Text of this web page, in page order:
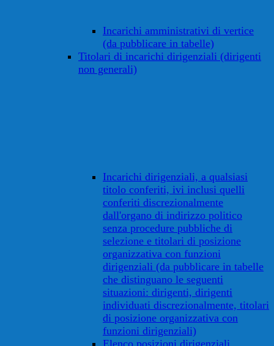
Incarichi amministrativi di vertice
(da pubblicare in tabelle)
Titolari di incarichi dirigenziali (dirigenti
non generali)
Incarichi dirigenziali, a qualsiasi
titolo conferiti, ivi inclusi quelli
conferiti discrezionalmente
dall'organo di indirizzo politico
senza procedure pubbliche di
selezione e titolari di posizione
organizzativa con funzioni
dirigenziali (da pubblicare in tabelle
che distinguano le seguenti
situazioni: dirigenti, dirigenti
individuati discrezionalmente, titolari
di posizione organizzativa con
funzioni dirigenziali)
Elenco posizioni dirigenziali